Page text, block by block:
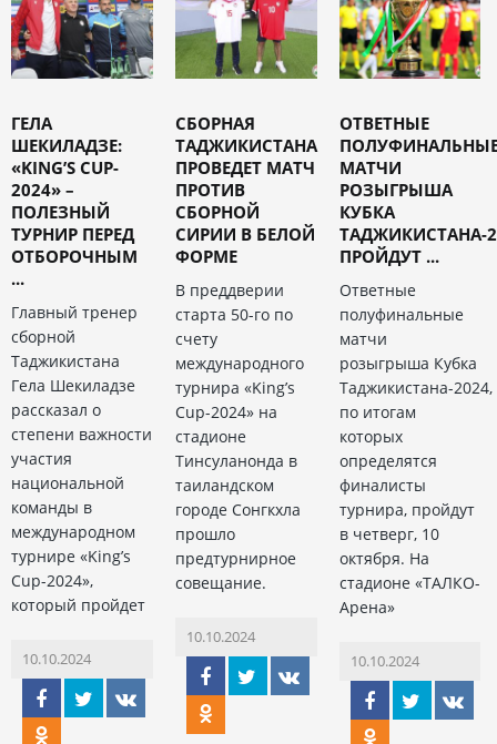
ГЕЛА
ШЕКИЛАДЗЕ:
«KING’S CUP-
2024» –
ПОЛЕЗНЫЙ
ТУРНИР ПЕРЕД
ОТБОРОЧНЫМ
...
Главный тренер
сборной
Таджикистана
Гела Шекиладзе
рассказал о
степени важности
участия
национальной
команды в
международном
турнире «King’s
Cup-2024»,
который пройдет
10.10.2024
СБОРНАЯ
ТАДЖИКИСТАНА
ПРОВЕДЕТ МАТЧ
ПРОТИВ
СБОРНОЙ
СИРИИ В БЕЛОЙ
ФОРМЕ
В преддверии
старта 50-го по
счету
международного
турнира «King’s
Cup-2024» на
стадионе
Тинсуланонда в
таиландском
городе Сонгкхла
прошло
предтурнирное
совещание.
10.10.2024
ОТВЕТНЫЕ
МАТЧИ
РОЗЫГРЫША
КУБКА
ТАДЖИКИСТАНА-
ПРОЙДУТ ...
Ответные
полуфинальные
матчи
розыгрыша Кубка
Таджикистана-2024,
по итогам
которых
определятся
финалисты
турнира, пройдут
в четверг, 10
октября. На
стадионе «ТАЛКО-
Арена»
10.10.2024